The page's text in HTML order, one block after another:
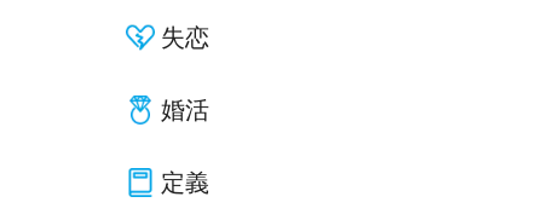
失恋
婚活
定義